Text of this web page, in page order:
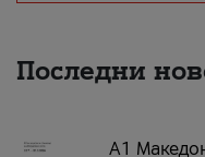
Последни
А1